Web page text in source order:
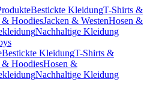
Bestickte KleidungT-Shirts &
HoodiesJacken & WestenHosen &
Nachhaltige Kleidung
Bestickte KleidungT-Shirts &
HoodiesHosen &
Nachhaltige Kleidung